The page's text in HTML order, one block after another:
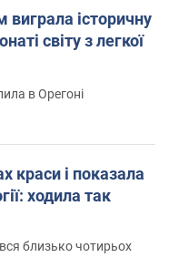
виграла історичну
світу з легкої
в Орегоні
краси і показала
ходила так
близько чотирьох